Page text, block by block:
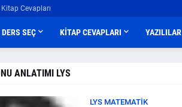
Kitap Cevapları
DERS SEÇ KİTAP CEVAPLARI YAZILILAR
ANLATIMI LYS
LYS MATEMATİK